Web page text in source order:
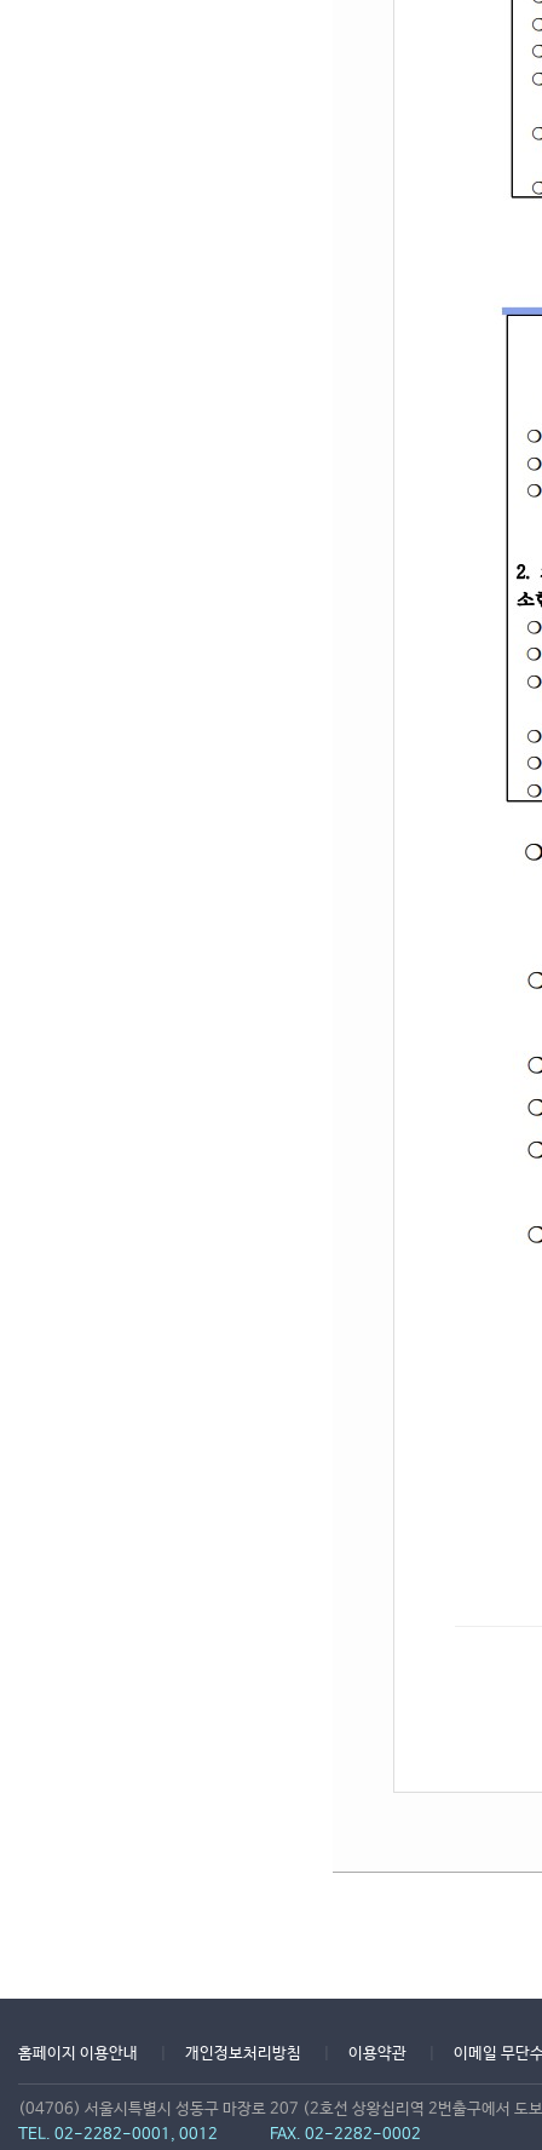
홈페이지 이용안내 개인정보처리방침 이용약관 이메일 무단
(04706) 서울시특별시 성동구 마장로 207 (2호선 상왕십리역 2번출구에서 도
TEL. 02-2282-0001, 0012
FAX. 02-2282-0002